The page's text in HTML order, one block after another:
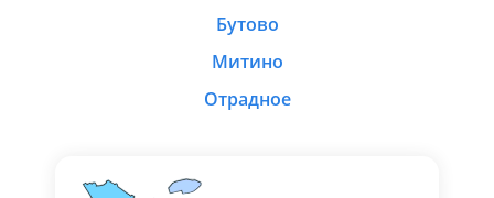
Бутово
Митино
Отрадное